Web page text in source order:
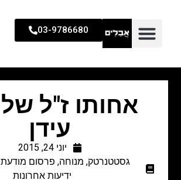
03-9786680
אחותו ז"ל של
עידן
יוני 24, 2015
גסטטנרטק, מנוחה, פרסום מודעת
ידיעות אחרונות